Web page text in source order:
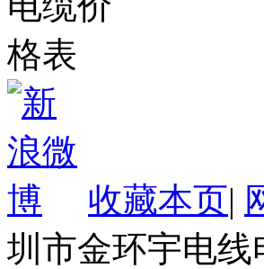
收藏本页|
圳市金环宇电